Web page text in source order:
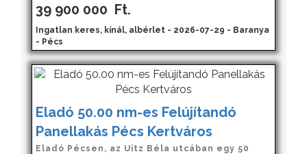
39 900 000 Ft.
Ingatlan keres, kínál, albérlet - 2026-07-29 - Baranya
- Pécs
Eladó 50.00 nm-es Felújítandó
Panellakás Pécs Kertváros
Eladó Pécsen, az Uitz Béla utcában egy 50